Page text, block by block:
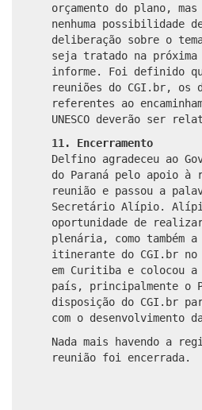
orçamento do plano, mas
nenhuma possibilidade
deliberação sobre o
seja tratado na próxima
informe. Foi definido
reuniões do CGI.br, os
referentes ao
UNESCO deverão ser
11. Encerramento
Delfino agradeceu ao
do Paraná pelo apoio à
reunião e passou a
Secretário Alípio.
oportunidade de
plenária, como também
itinerante do CGI.br no
em Curitiba e colocou
país, principalmente o
disposição do CGI.br
com o desenvolvimento
Nada mais havendo a
reunião foi encerrada.